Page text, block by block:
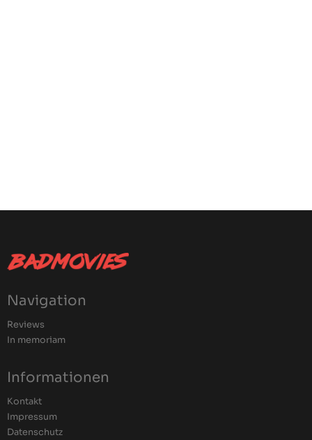
Navigation
Reviews
In memoriam
Informationen
Kontakt
Impressum
Datenschutz